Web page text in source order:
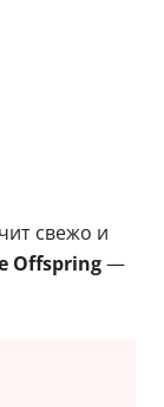
свежо и
Offspring—